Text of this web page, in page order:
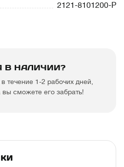
2121-8101200-Р
В НАЛИЧИИ?
течение 1-2 рабочих дней,
сможете его забрать!